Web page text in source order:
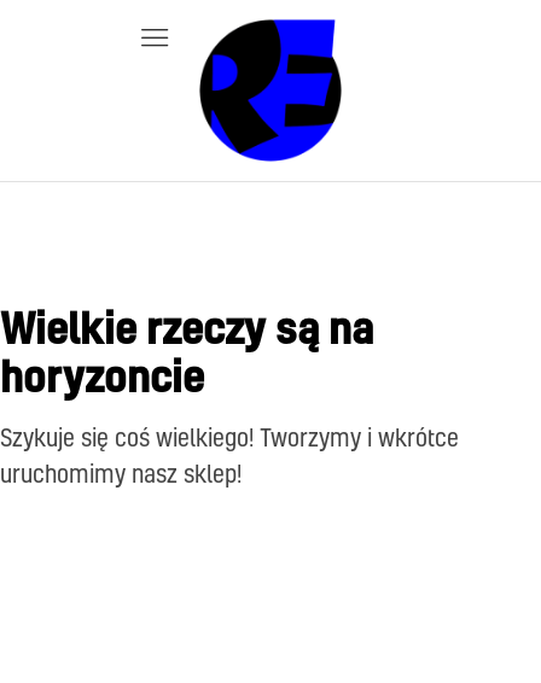
Wielkie rzeczy są na
horyzoncie
Szykuje się coś wielkiego! Tworzymy i wkrótce
uruchomimy nasz sklep!